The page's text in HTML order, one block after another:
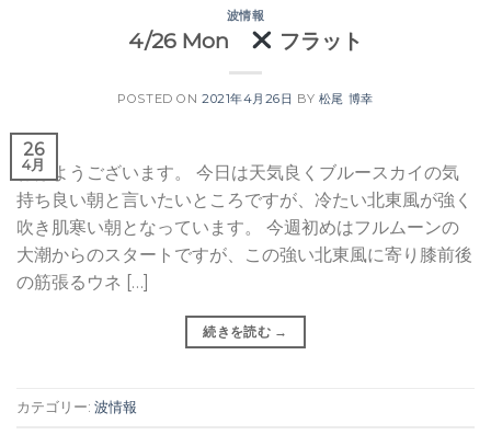
波情報
4/26 Mon フラット
POSTED ON 2021年4月26日 BY 松尾 博幸
26
4月
おはようございます。 今日は天気良くブルースカイの気
持ち良い朝と言いたいところですが、冷たい北東風が強く
吹き肌寒い朝となっています。 今週初めはフルムーンの
大潮からのスタートですが、この強い北東風に寄り膝前後
の筋張るウネ […]
続きを読む →
カテゴリー: 波情報